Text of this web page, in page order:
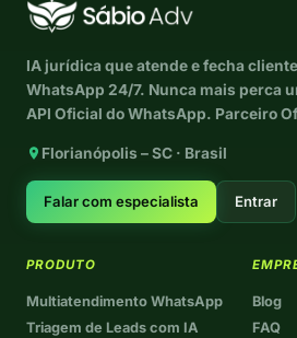
IA jurídica que atende e fecha
WhatsApp 24/7. Nunca mais perca
API Oficial do WhatsApp. Parceiro
Florianópolis – SC · Brasil
Falar com especialista Entrar
PRODUTO
Multiatendimento WhatsApp
Triagem de Leads com IA
Blog
FAQ